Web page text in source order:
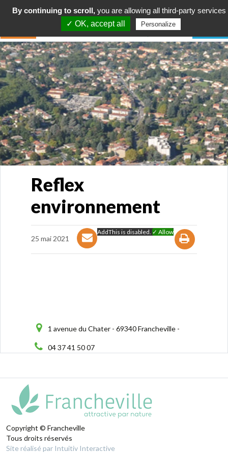
Reflex
environnement
25 mai 2021
AddThis is disabled. ✓ Allow
1 avenue du Chater - 69340 Francheville -
04 37 41 50 07
Copyright © Francheville
Tous droits réservés
Site réalisé par Intuitiv Interactive
By continuing to scroll, you are allowing all third-party services
✓ OK, accept all
Personalize